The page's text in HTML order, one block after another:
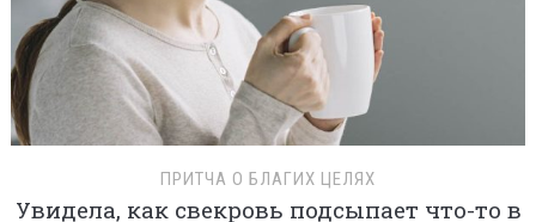
ПРИТЧА О БЛАГИХ ЦЕЛЯХ
Увидела, как свекровь подсыпает что-то в